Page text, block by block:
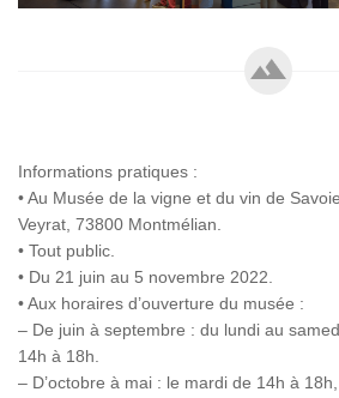
Informations pratiques :
• Au Musée de la vigne et du vin de
Veyrat, 73800 Montmélian.
• Tout public.
• Du 21 juin au 5 novembre 2022.
• Aux horaires d’ouverture du musée :
– De juin à septembre : du lundi au
14h à 18h.
– D’octobre à mai : le mardi de 14h à